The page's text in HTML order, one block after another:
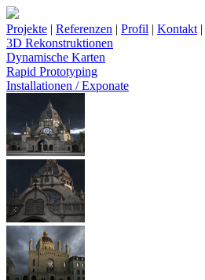
Projekte | Referenzen | Profil | Kontakt |
3D Rekonstruktionen
Dynamische Karten
Rapid Prototyping
Installationen / Exponate